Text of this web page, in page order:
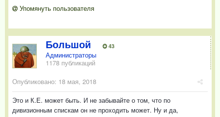
Упомянуть пользователя
Большой 43
Администраторы
1178 публикаций
Опубликовано: 18 мая, 2018
Это и К.Е. может быть. И не забывайте о том, что по
дивизионным спискам он не проходить может. Ну и да,